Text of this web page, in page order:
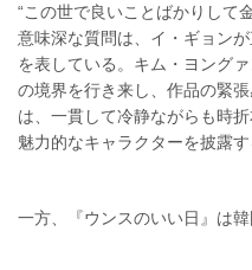
“この世で良いことばかりして
意味深な質問は、イ・ギョン
を表している。キム・ヨング
の境界を行き来し、作品の緊
は、一貫して冷静ながらも時
魅力的なキャラクターを披露す
一方、『ウンスのいい日』は